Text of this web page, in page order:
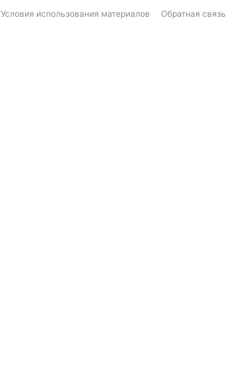
Условия использования материалов Обратная связь